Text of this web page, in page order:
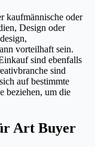
kaufmännische oder
Design oder
vorteilhaft sein.
sind ebenfalls
sind
auf bestimmte
beziehen, um die
Art Buyer